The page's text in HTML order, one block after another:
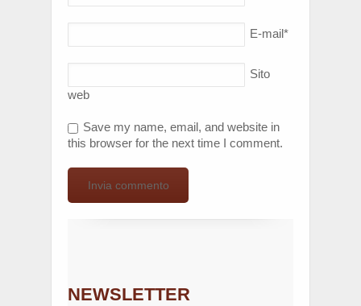
E-mail*
Sito
web
Save my name, email, and website in
this browser for the next time I comment.
NEWSLETTER